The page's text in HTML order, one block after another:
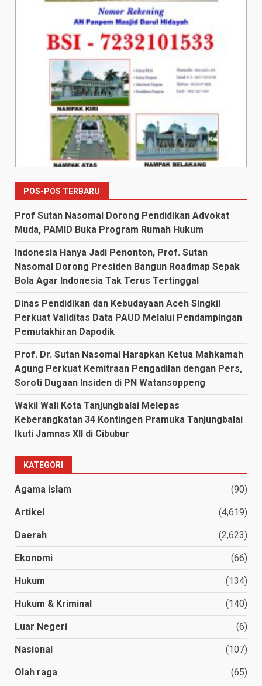
POS-POS TERBARU
Prof Sutan Nasomal Dorong Pendidikan Advokat
Muda, PAMID Buka Program Rumah Hukum
Indonesia Hanya Jadi Penonton, Prof. Sutan
Nasomal Dorong Presiden Bangun Roadmap Sepak
Bola Agar Indonesia Tak Terus Tertinggal
Dinas Pendidikan dan Kebudayaan Aceh Singkil
Perkuat Validitas Data PAUD Melalui Pendampingan
Pemutakhiran Dapodik
Prof. Dr. Sutan Nasomal Harapkan Ketua Mahkamah
Agung Perkuat Kemitraan Pengadilan dengan Pers,
Soroti Dugaan Insiden di PN Watansoppeng
Wakil Wali Kota Tanjungbalai Melepas
Keberangkatan 34 Kontingen Pramuka Tanjungbalai
Ikuti Jamnas XII di Cibubur
KATEGORI
Agama islam (90)
Artikel (4,619)
Daerah (2,623)
Ekonomi (66)
Hukum (134)
Hukum & Kriminal (140)
Luar Negeri (6)
Nasional (107)
Olah raga (65)